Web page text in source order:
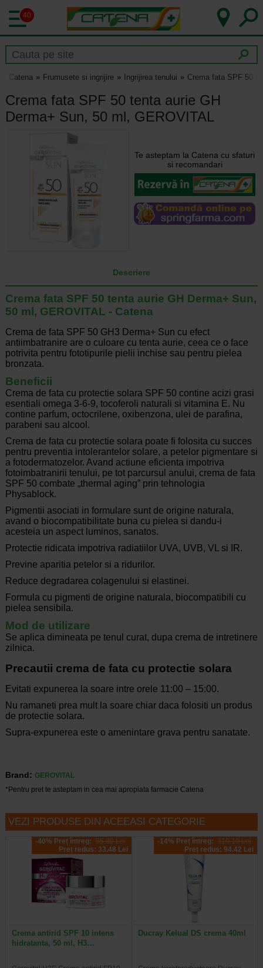
40
Catena Frumusete si ingrijire Ingrijirea tenului Crema fata SPF 50
Crema fata SPF 50 tenta aurie GH
Derma+ Sun, 50 ml, GEROVITAL
Te asteptam la Catena cu sfaturi
si recomandari
Descriere
Crema fata SPF 50 tenta aurie GH Derma+ Sun,
50 ml, GEROVITAL - Catena
Crema de fata SPF 50 GH3 Derma+ Sun cu efect
antiimbatranire are o culoare cu tenta aurie, ceea ce o face
potrivita pentru fototipurile pielii inchise sau pentru pielea
bronzata.
Beneficii
Crema de fata cu protectie solara SPF 50 contine acizi grasi
esentiali omega 3-6-9, tocoferoli naturali si vitamina E. Nu
contine parfum, octocrilene, oxibenzona, ulei de parafina,
parabeni sau alcool.
Crema de fata cu protectie solara poate fi folosita cu succes
pentru preventia intolerantelor solare, a petelor pigmentare si
a fotodermatozelor. Avand actiune eficienta impotriva
fotoimbatranirii tenului, pe tot parcursul anului, crema de fata
SPF 50 combate „thermal aging” prin tehnologia
Physablock.
Pigmentii asociati in formulare sunt de origine naturala,
avand o biocompatibilitate buna cu pielea si dandu-i
acesteia un aspect luminos, sanatos.
Protectie ridicata impotriva radiatiilor UVA, UVB, VL si IR.
Previne aparitia petelor si a ridurilor.
Reduce degradarea colagenului si elastinei.
Formula cu pigmenti de origine naturala, biocompatibili cu
pielea sensibila.
Mod de utilizare
Se aplica dimineata pe tenul curat, dupa crema de intretinere
zilnica.
Precautii crema de fata cu protectie solara
Evitati expunerea la soare intre orele 11:00 – 15:00.
Nu ramaneti prea mult la soare chiar daca folositi un produs
de protectie solara.
Supra-expunerea este o amenintare grava pentru sanatate.
Brand: GEROVITAL
*Pentru pret te asteptam in cea mai apropiata farmacie Catena
VEZI PRODUSE DIN ACEEASI CATEGORIE
-40% Preț întreg: 55.80 Lei
Preț redus: 33.48 Lei
Crema antirid SPF 10 intens
hidratanta, 50 ml, H3…
-14% Preț întreg: 110.10 Lei
Preț redus: 94.42 Lei
Ducray Kelual DS crema 40ml